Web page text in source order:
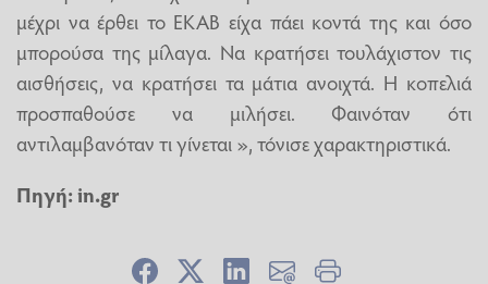
μέχρι να έρθει το ΕΚΑΒ είχα πάει κοντά της και όσο
μπορούσα της μίλαγα. Να κρατήσει τουλάχιστον τις
αισθήσεις, να κρατήσει τα μάτια ανοιχτά. Η κοπελιά
προσπαθούσε να μιλήσει. Φαινόταν ότι
αντιλαμβανόταν τι γίνεται », τόνισε χαρακτηριστικά.
Πηγή:in.gr